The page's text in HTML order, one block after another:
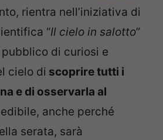
rientra nell’iniziativa di
“Il cielo in salotto”
di curiosi e
cielo di scoprire tutti i
e di osservarla al
anche perché
serata, sarà